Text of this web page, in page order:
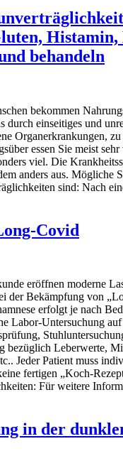
Histamin,
behandeln
bekommen
durch einseitiges und
Organerkrankungen,
essen Sie meist
viel. Die
anders aus. Mögliche
sind: Nach
Covid
eröffnen moderne
der Bekämpfung von
erfolgt je nach
Labor-Untersuchung
bezüglich Leberwerte,
Jeder Patient muss
fertigen „Koch-
Für weitere
in der